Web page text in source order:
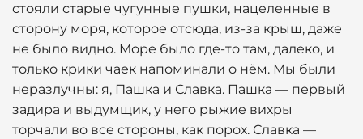
стояли старые чугунные пушки, нацеленные в
сторону моря, которое отсюда, из-за крыш, даже
не было видно. Море было где-то там, далеко, и
только крики чаек напоминали о нём. Мы были
неразлучны: я, Пашка и Славка. Пашка — первый
задира и выдумщик, у него рыжие вихры
торчали во все стороны, как порох. Славка —